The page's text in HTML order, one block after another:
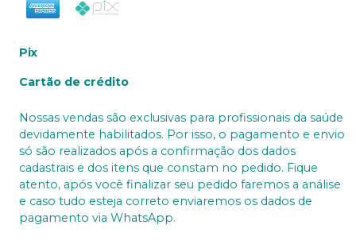
Pix
Cartão de crédito
Nossas vendas são exclusivas para profissionais da saúde
devidamente habilitados. Por isso, o pagamento e envio
só são realizados após a confirmação dos dados
cadastrais e dos itens que constam no pedido. Fique
atento, após você finalizar seu pedido faremos a análise
e caso tudo esteja correto enviaremos os dados de
pagamento via WhatsApp.